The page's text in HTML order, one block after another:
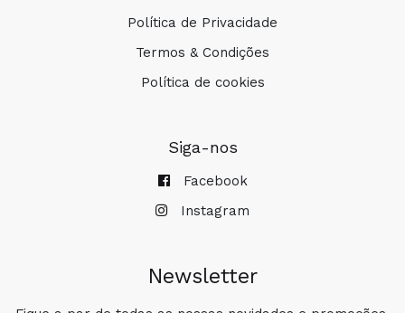
Política de Privacidade
Termos & Condições
Política de cookies
Siga-nos
Facebook
Instagram
Newsletter